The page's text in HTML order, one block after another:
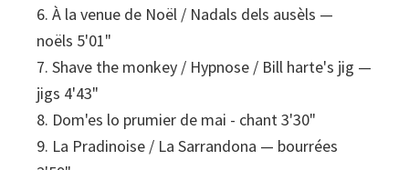
6. À la venue de Noël / Nadals dels ausèls —
noëls 5'01"
7. Shave the monkey / Hypnose / Bill harte's jig —
jigs 4'43"
8. Dom'es lo prumier de mai - chant 3'30"
9. La Pradinoise / La Sarrandona — bourrées